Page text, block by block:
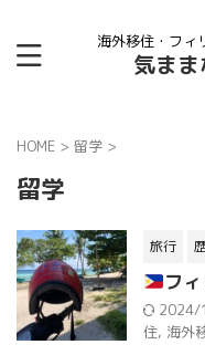
海外移住・フィ
気ま
HOME > 留学 >
留学
旅行
フ
2024/
住, 海外